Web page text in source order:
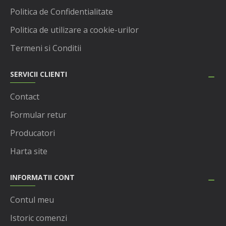
Politica de Confidentialitate
Politica de utilizare a cookie-urilor
Termeni si Conditii
SERVICII CLIENTI
Contact
Formular retur
Producatori
Harta site
INFORMATII CONT
Contul meu
Istoric comenzi